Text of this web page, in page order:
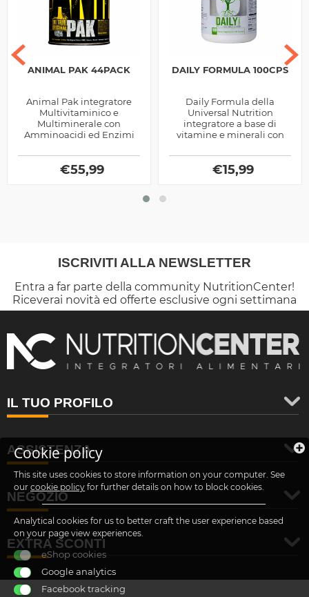
ANIMAL PAK 44PACK
Animal Pak integratore
Multivitaminico e
Multiminerale con
Amminoacidi ed Enzimi
Universal Nutrition, ottimo
per chi pratica sport
€55,99
DAILY FORMULA 100CPS
Daily Formula della
Universal Nutrition
integratore a base di
vitamine e minerali con
vegetali, utile per favorire i
numerosi processi...
€15,99
ISCRIVITI ALLA NEWSLETTER
Entra a far parte della community NutritionCenter!
Riceverai novità ed offerte esclusive ogni settimana
IL TUO PROFILO
ASSISTENZA
NEGOZIO
EXTRA SCONTI
Cookie policy
This site uses cookies to store information on your computer. See
our cookie policy for further details on how to block cookies.
Analytical cookies for us to better craft the user experience based
on your page view experiences.
eShop cookies
Google analytics
Facebook tracking